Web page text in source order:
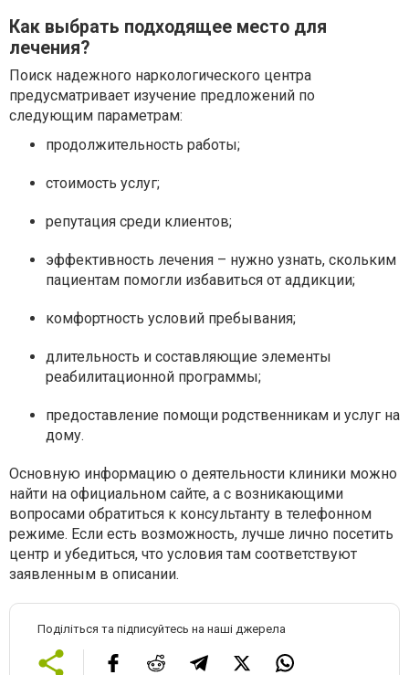
Как выбрать подходящее место для
лечения?
Поиск надежного наркологического центра
предусматривает изучение предложений по
следующим параметрам:
продолжительность работы;
стоимость услуг;
репутация среди клиентов;
эффективность лечения – нужно узнать, скольким
пациентам помогли избавиться от аддикции;
комфортность условий пребывания;
длительность и составляющие элементы
реабилитационной программы;
предоставление помощи родственникам и услуг на
дому.
Основную информацию о деятельности клиники можно
найти на официальном сайте, а с возникающими
вопросами обратиться к консультанту в телефонном
режиме. Если есть возможность, лучше лично посетить
центр и убедиться, что условия там соответствуют
заявленным в описании.
Поділіться та підписуйтесь на наші джерела